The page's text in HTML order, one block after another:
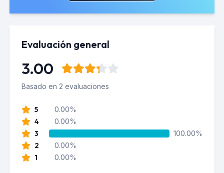
Evaluación general
3.00
Basado en 2 evaluaciones
5 0.00%
4 0.00%
3 100.00%
2 0.00%
1 0.00%